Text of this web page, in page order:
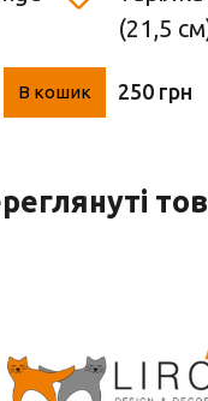
В кошик
(21,5
250 грн